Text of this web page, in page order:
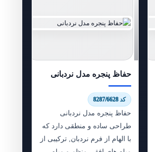
حفاظ پنجره مدل نردبانی
کد 8287/6628
حفاظ پنجره مدل نردبانی
طراحی ساده و منطقی دارد که
با الهام از فرم نردبان, ترکیبی از